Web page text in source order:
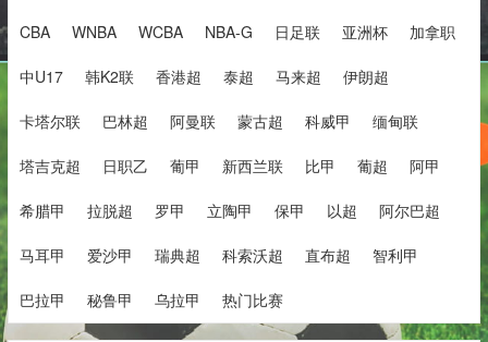
CBA WNBA WCBA NBA-G 日足联 亚洲杯 加拿职
中U17 韩K2联 香港超 泰超 马来超 伊朗超
卡塔尔联 巴林超 阿曼联 蒙古超 科威甲 缅甸联
塔吉克超 日职乙 葡甲 新西兰联 比甲 葡超 阿甲
希腊甲 拉脱超 罗甲 立陶甲 保甲 以超 阿尔巴超
马耳甲 爱沙甲 瑞典超 科索沃超 直布超 智利甲
巴拉甲 秘鲁甲 乌拉甲 热门比赛